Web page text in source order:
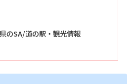
のSA/道の駅・観光情報